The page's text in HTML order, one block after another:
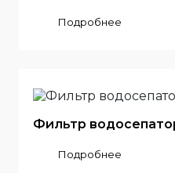
Подробнее
Фильтр
Подробнее